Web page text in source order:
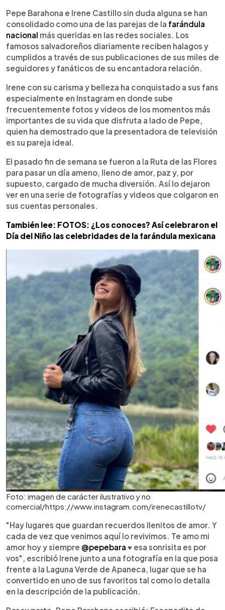
► Escuchar artículo
Pepe Barahona e Irene Castillo sin duda alguna se han
consolidado como una de las parejas de la farándula
nacional más queridas en las redes sociales. Los
famosos salvadoreños diariamente reciben halagos y
cumplidos a través de sus publicaciones de sus miles de
seguidores y fanáticos de su encantadora relación.
Irene con su carisma y belleza ha conquistado a sus fans
especialmente en Instagram en donde sube
frecuentemente fotos y videos de los momentos más
importantes de su vida que disfruta a lado de Pepe,
quien ha demostrado que la presentadora de televisión
es su pareja ideal.
El pasado fin de semana se fueron a la Ruta de las Flores
para pasar un día ameno, lleno de amor, paz y, por
supuesto, cargado de mucha diversión. Así lo dejaron
ver en una serie de fotografías y videos que colgaron en
sus cuentas personales.
También lee: FOTOS: ¿Los conoces? Así celebraron el
Día del Niño las celebridades de la farándula mexicana
Foto: imagen de carácter ilustrativo y no
comercial/https://www.instagram.com/irenecastillotv/
"Hay lugares que guardan recuerdos llenitos de amor. Y
cada de vez que venimos aquí lo revivimos. Te amo mi
amor hoy y siempre @pepebara ♥️ esa sonrisita es por
vos", escribió Irene junto a una fotografía en la que posa
frente a la Laguna Verde de Apaneca, lugar que se ha
convertido en uno de sus favoritos tal como lo detalla
en la descripción de la publicación.